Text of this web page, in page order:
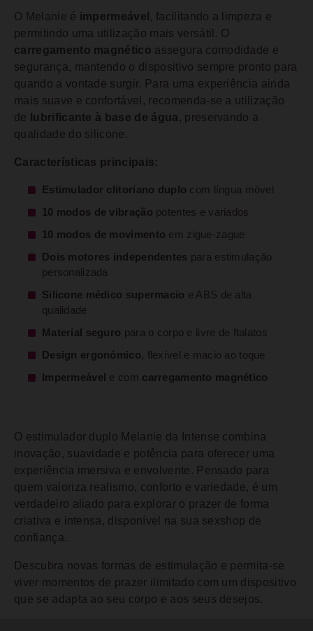
O Melanie é impermeável , facilitando a limpeza e
permitindo uma utilização mais versátil. O
carregamento magnético assegura comodidade e
segurança, mantendo o dispositivo sempre pronto para
quando a vontade surgir. Para uma experiência ainda
mais suave e confortável, recomenda-se a utilização
de
lubrificante à base de água , preservando a
qualidade do silicone.
Características principais:
Estimulador clitoriano duplo com língua móvel
10 modos de vibração potentes e variados
10 modos de movimento em zigue-zague
Dois motores independentes para estimulação
personalizada
Silicone médico supermacio e ABS de alta
qualidade
Material seguro para o corpo e livre de ftalatos
Design ergonómico, flexível e macio ao toque
Impermeável
e com carregamento magnético
O estimulador duplo Melanie da Intense combina
inovação, suavidade e potência para oferecer uma
experiência imersiva e envolvente. Pensado para
quem valoriza realismo, conforto e variedade, é um
verdadeiro aliado para explorar o prazer de forma
criativa e intensa, disponível na sua sexshop de
confiança.
Descubra novas formas de estimulação e permita-se
viver momentos de prazer ilimitado com um dispositivo
que se adapta ao seu corpo e aos seus desejos.